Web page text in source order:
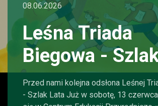
08.06.2026
Leśna Triada
Biegowa -
Przed nami kolejna odsłona Leśnej
- Szlak Lata Już w sobotę, 13